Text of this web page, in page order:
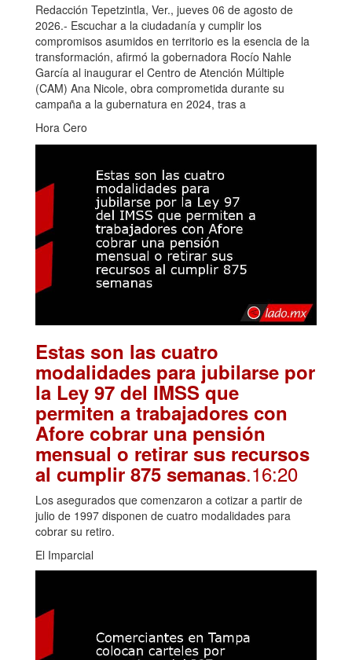
Redacción Tepetzintla, Ver., jueves 06 de agosto de
2026.- Escuchar a la ciudadanía y cumplir los
compromisos asumidos en territorio es la esencia de la
transformación, afirmó la gobernadora Rocío Nahle
García al inaugurar el Centro de Atención Múltiple
(CAM) Ana Nicole, obra comprometida durante su
campaña a la gubernatura en 2024, tras a
Hora Cero
Estas son las cuatro
modalidades para jubilarse por
la Ley 97 del IMSS que
permiten a trabajadores con
Afore cobrar una pensión
mensual o retirar sus recursos
al cumplir 875 semanas.16:20
Los asegurados que comenzaron a cotizar a partir de
julio de 1997 disponen de cuatro modalidades para
cobrar su retiro.
El Imparcial